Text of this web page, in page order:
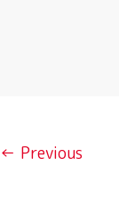
← Previous